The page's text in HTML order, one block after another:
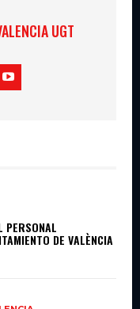
UGT
PERSONAL
DE VALÈNCIA